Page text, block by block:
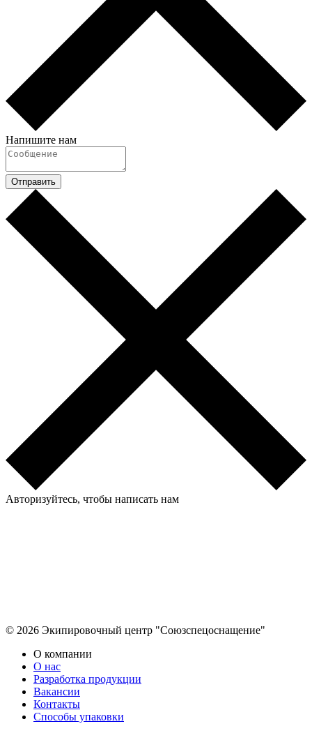
Напишите нам
Отправить
Авторизуйтесь, чтобы написать нам
© 2026 Экипировочный центр "Союзспецоснащение"
О компании
О нас
Разработка продукции
Вакансии
Контакты
Способы упаковки